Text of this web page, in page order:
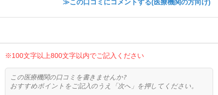
≫この口コミにコメントする(医療機関の方向け)
※100文字以上800文字以内でご記入ください